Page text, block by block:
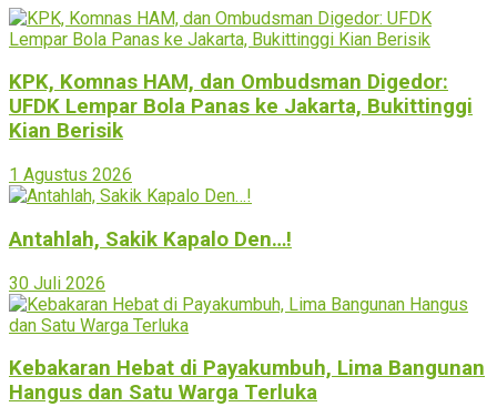
KPK, Komnas HAM, dan Ombudsman Digedor:
UFDK Lempar Bola Panas ke Jakarta, Bukittinggi
Kian Berisik
1 Agustus 2026
Antahlah, Sakik Kapalo Den…!
30 Juli 2026
Kebakaran Hebat di Payakumbuh, Lima Bangunan
Hangus dan Satu Warga Terluka